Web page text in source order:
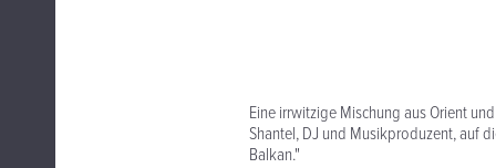
Eine irrwitzige Mischung aus Orient
Shantel, DJ und Musikproduzent, auf
Balkan."